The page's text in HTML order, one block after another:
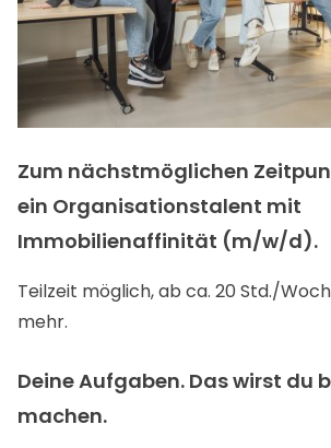
Zum nächstmöglichen
ein Organisationstalent mit
Immobilienaffinität (m/w/d).
Teilzeit möglich, ab ca. 20 Std./
mehr.
Deine Aufgaben. Das wirst du
machen.